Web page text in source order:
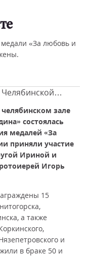
«За любовь и
зале
состоялась
медалей «За
приняли участие
Ириной и
Игорь
15
а также
и
в браке 50 и